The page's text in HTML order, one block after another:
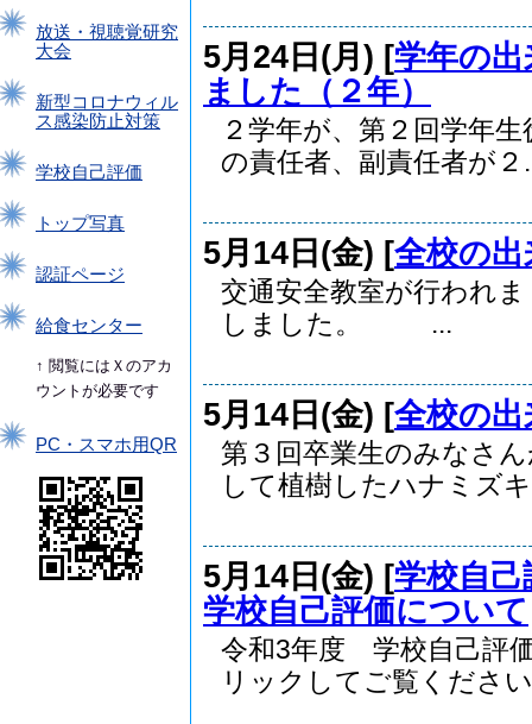
放送・視聴覚研究
大会
新型コロナウィル
ス感染防止対策
学校自己評価
トップ写真
認証ページ
給食センター
↑ 閲覧にはＸのアカ
ウントが必要です
PC・スマホ用QR
5月24日(月) [学年の出
ました（２年）
２学年が、第２回学年
の責任者、副責任者が２
5月14日(金) [全校の出
交通安全教室が行われ
しました。 ...
5月14日(金) [全校の出
第３回卒業生のみなさ
して植樹したハナミズ
5月14日(金) [学校自己
学校自己評価について
令和3年度 学校自己評
リックしてご覧くださ